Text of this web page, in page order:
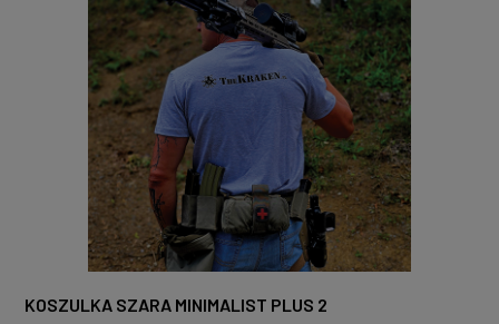
KOSZULKA SZARA MINIMALIST PLUS 2